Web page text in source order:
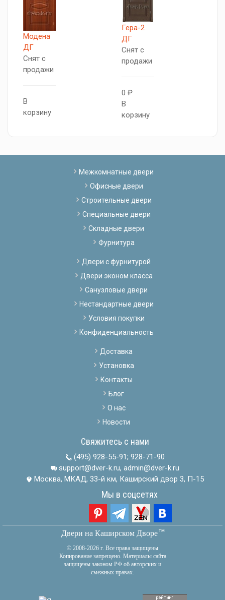
Модена
ДГ
Снят с
продажи
В
корзину
Гера-2
ДГ
Снят с
продажи
0 ₽
В
корзину
Межкомнатные двери
Офисные двери
Строительные двери
Специальные двери
Складные двери
Фурнитура
Двери с фурнитурой
Двери эконом класса
Санузловые двери
Нестандартные двери
Условия покупки
Конфиденциальность
Доставка
Установка
Контакты
Блог
О нас
Новости
Свяжитесь с нами
(495) 928-55-91; 928-71-90
support@dver-k.ru, admin@dver-k.ru
Москва, МКАД, 33-й км, Каширский двор 3, П-15
Мы в соцсетях
Двери на Каширском Дворетм
© 2008-2026 г. Все права защищены
Копирование запрещено. Материалы сайта
защищены законом РФ об авторских и
смежных правах.